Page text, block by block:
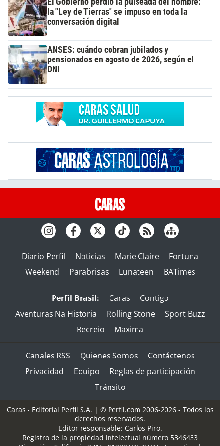
El Gobierno perdió la pulseada del nombre:
la "Ley de Tierras" se impuso en toda la
conversación digital
ANSES: cuándo cobran jubilados y
pensionados en agosto de 2026, según el
DNI
Diario Perfil Noticias Marie Claire
Fortuna
Weekend
Parabrisas Lunateen BATimes
Perfil Brasil: Caras
Contigo
Aventuras Na Historia
Rolling Stone
Sport Buzz
Recreio
Maxima
Canales RSS Quienes Somos
Contáctenos
Privacidad
Equipo
Reglas de participación
Tránsito
Caras - Editorial Perfil S.A. | © Perfil.com 2006-2026 - Todos los
derechos reservados.
Editor responsable: Carlos Piro.
Registro de la propiedad intelectual número 5346433